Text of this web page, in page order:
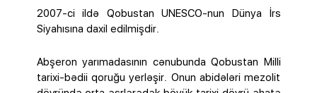
2007-ci ildə Qobustan UNESCO-nun Dünya İrs
Siyahısına daxil edilmişdir.
Abşeron yarımadasının cənubunda Qobustan Milli
tarixi-bədii qoruğu yerləşir. Onun abidələri mezolit